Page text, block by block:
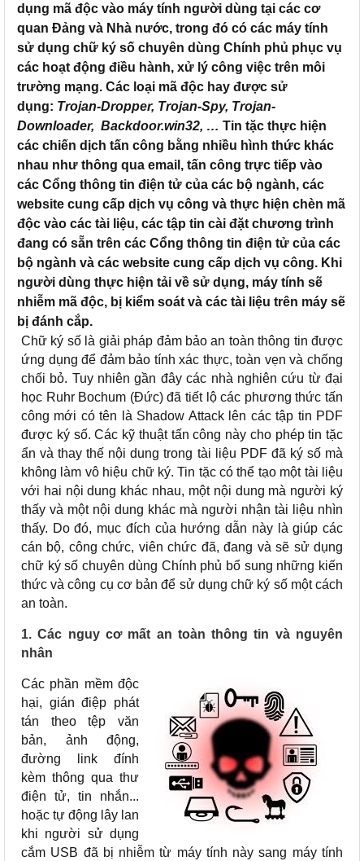
dụng mã độc vào máy tính người dùng tại các cơ
quan Đảng và Nhà nước, trong đó có các máy tính
sử dụng chữ ký số chuyên dùng Chính phủ phục vụ
các hoạt động điều hành, xử lý công việc trên môi
trường mạng. Các loại mã độc hay được sử
dụng: Trojan-Dropper, Trojan-Spy, Trojan-
Downloader, Backdoor.win32, … Tin tặc thực hiện
các chiến dịch tấn công bằng nhiều hình thức khác
nhau như thông qua email, tấn công trực tiếp vào
các Cổng thông tin điện tử của các bộ ngành, các
website cung cấp dịch vụ công và thực hiện chèn mã
độc vào các tài liệu, các tập tin cài đặt chương trình
đang có sẵn trên các Cổng thông tin điện tử của các
bộ ngành và các website cung cấp dịch vụ công. Khi
người dùng thực hiện tải về sử dụng, máy tính sẽ
nhiễm mã độc, bị kiểm soát và các tài liệu trên máy sẽ
bị đánh cắp.
Chữ ký số là giải pháp đảm bảo an toàn thông tin được
ứng dụng để đảm bảo tính xác thực, toàn vẹn và chống
chối bỏ. Tuy nhiên gần đây các nhà nghiên cứu từ đại
học Ruhr Bochum (Đức) đã tiết lộ các phương thức tấn
công mới có tên là Shadow Attack lên các tập tin PDF
được ký số. Các kỹ thuật tấn công này cho phép tin tặc
ẩn và thay thế nội dung trong tài liệu PDF đã ký số mà
không làm vô hiệu chữ ký. Tin tặc có thể tạo một tài liệu
với hai nội dung khác nhau, một nội dung mà người ký
thấy và một nội dung khác mà người nhận tài liệu nhìn
thấy. Do đó, mục đích của hướng dẫn này là giúp các
cán bộ, công chức, viên chức đã, đang và sẽ sử dụng
chữ ký số chuyên dùng Chính phủ bổ sung những kiến
thức và công cụ cơ bản để sử dụng chữ ký số một cách
an toàn.
1. Các nguy cơ mất an toàn thông tin và nguyên
nhân
Các phần mềm độc
hại, gián điệp phát
tán theo tệp văn
bản, ảnh động,
đường link đính
kèm thông qua thư
điện tử, tin nhắn...
hoặc tự động lây lan
khi người sử dụng
cắm USB đã bị nhiễm từ máy tính này sang máy tính